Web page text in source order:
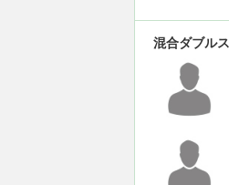
混合ダブル